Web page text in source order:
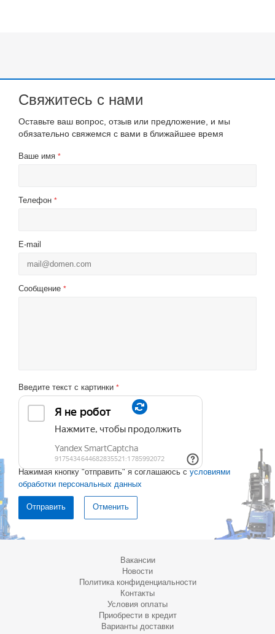
Свяжитесь с нами
Оставьте ваш вопрос, отзыв или предложение, и мы
обязательно свяжемся с вами в ближайшее время
Ваше имя *
Телефон *
E-mail
Сообщение *
Введите текст с картинки *
Нажимая кнопку "отправить" я соглашаюсь с условиями
обработки персональных данных
Отменить
Вакансии
Новости
Политика конфиденциальности
Контакты
Условия оплаты
Приобрести в кредит
Варианты доставки